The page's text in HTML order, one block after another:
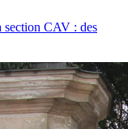
section CAV : des